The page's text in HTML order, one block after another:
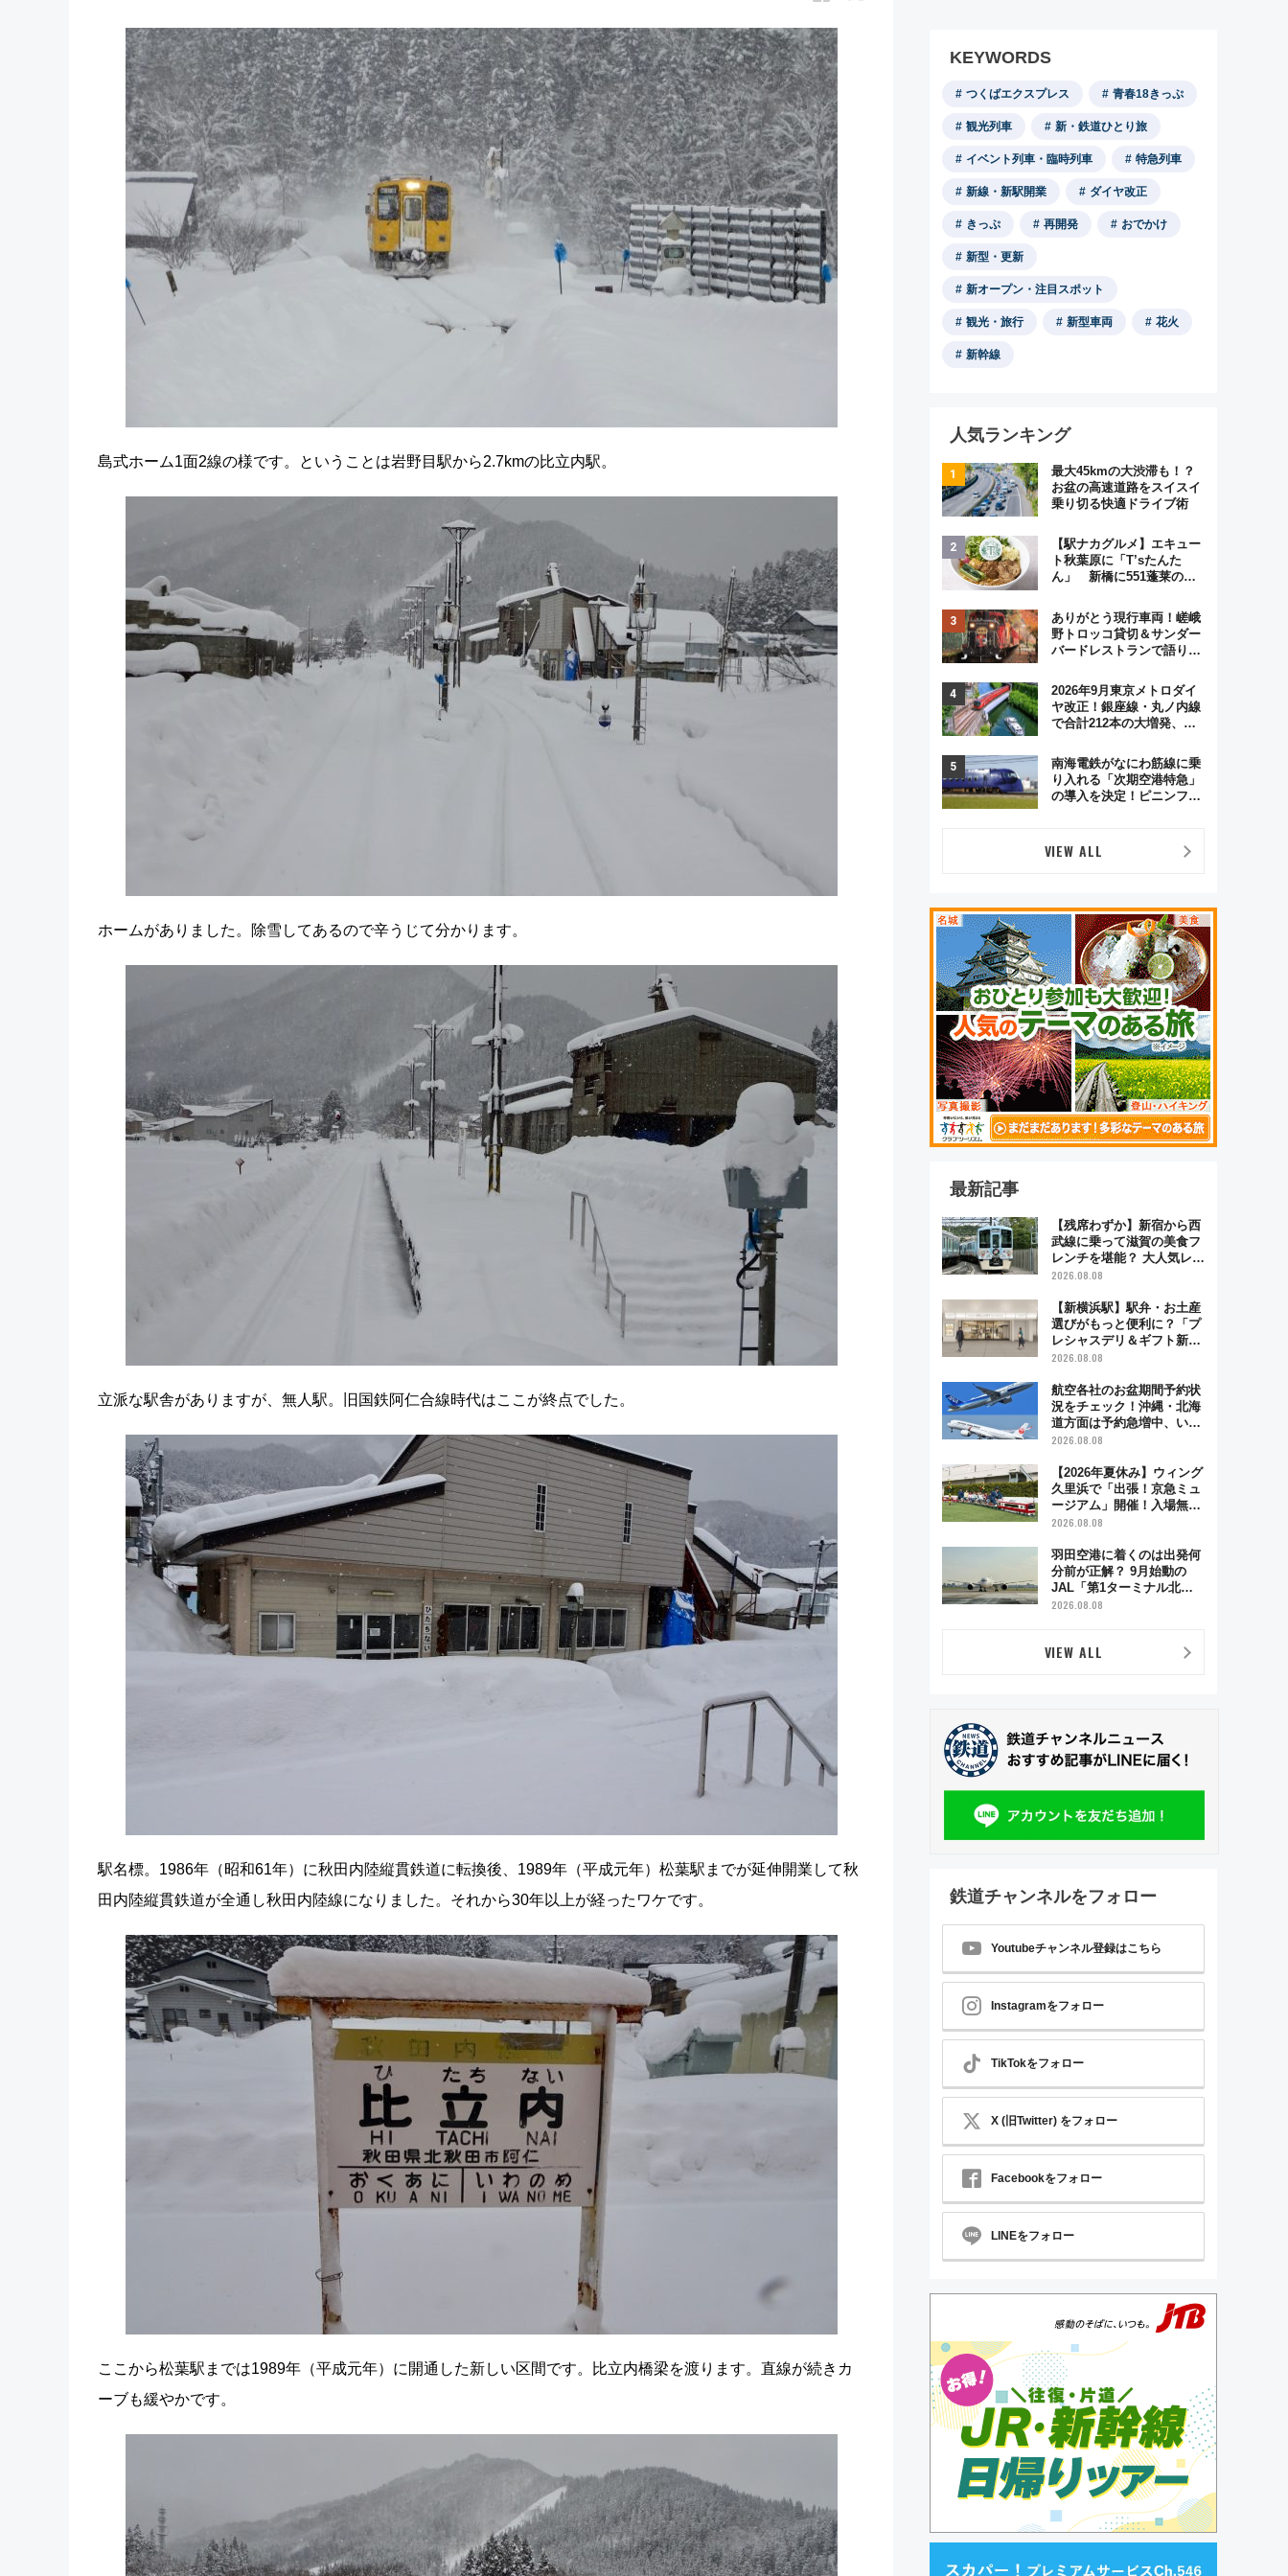
島式ホーム1面2線の様です。ということは岩野目駅から2.7kmの比立内駅。
ホームがありました。除雪してあるので辛うじて分かります。
立派な駅舎がありますが、無人駅。旧国鉄阿仁合線時代はここが終点でした。
駅名標。1986年（昭和61年）に秋田内陸縦貫鉄道に転換後、1989年（平成元年）松葉駅までが延伸開業して秋
田内陸縦貫鉄道が全通し秋田内陸線になりました。それから30年以上が経ったワケです。
ここから松葉駅までは1989年（平成元年）に開通した新しい区間です。比立内橋梁を渡ります。直線が続きカ
ーブも緩やかです。
KEYWORDS
つくばエクスプレス 青春18きっぷ
観光列車 新・鉄道ひとり旅
イベント列車・臨時列車 特急列車
新線・新駅開業 ダイヤ改正
きっぷ 再開発 おでかけ
新型・更新
新オープン・注目スポット
観光・旅行 新型車両 花火
新幹線
人気ランキング
最大45kmの大渋滞も！？
お盆の高速道路をスイスイ
乗り切る快適ドライブ術
【駅ナカグルメ】エキュー
ト秋葉原に「T’sたんた
ん」 新橋に551蓬莱の
オムライス専門店「肉とた
まご」新グルメ続々登場！
【2026年8月】
ありがとう現行車両！嵯峨
野トロッコ貸切＆サンダー
バードレストランで語り合
原トシヒロと行く！9月13
日「京都の鉄道満喫ツア
ー」開催
2026年9月東京メトロダイ
ヤ改正！銀座線・丸ノ内線
で合計212本の大増発、混
南海電鉄がなにわ筋線に乗
り入れる「次期空港特急」
の導入を決定！ピニンファ
VIEW ALL
最新記事
【残席わずか】新宿から西
武線に乗って滋賀の美食フ
レンチを堪能？ 大人気レス
トラン列車「52席の至福」
の特別コラボ
2026.08.08
【新横浜駅】駅弁・お土産
選びがもっと便利に？「プ
レシャスデリ＆ギフト新横
浜」がオープン 場所や営
2026.08.08
航空各社のお盆期間予約状
況をチェック！沖縄・北海
道方面は予約急増中、いま
から狙うべき日は？
2026.08.08
【2026年夏休み】ウィング
久里浜で「出張！京急ミュ
ージアム」開催！入場無料
でスタンプラリーや子ども
2026.08.08
羽田空港に着くのは出発何
分前が正解？ 9月始動の
JAL「第1ターミナル北側
サテライト」は徒歩1キロ
2026.08.08
VIEW ALL
鉄道チャンネルをフォロー
Youtubeチャンネル登録はこちら
Instagramをフォロー
TikTokをフォロー
X (旧Twitter) をフォロー
Facebookをフォロー
LINEをフォロー